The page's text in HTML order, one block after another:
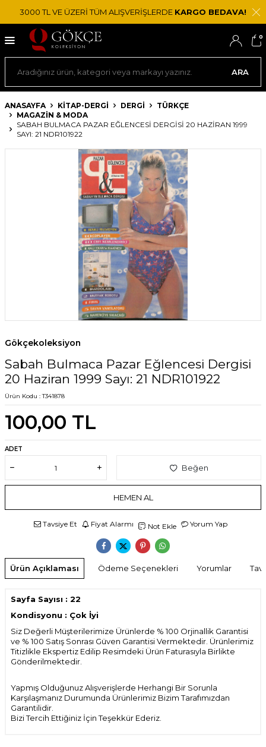
3000 TL VE ÜZERİ TÜM ALIŞVERİŞLERDE KARGO BEDAVA!
ARA
0
ANASAYFA KİTAP-DERGİ DERGI
TÜRKÇE
MAGAZIN & MODA
SABAH BULMACA PAZAR EĞLENCESI DERGISI 20 HAZIRAN 1999
SAYI: 21 NDR101922
Gökçekoleksiyon
Sabah Bulmaca Pazar Eğlencesi Dergisi
20 Haziran 1999 Sayı: 21 NDR101922
Ürün Kodu :T341878
100,00 TL
ADET
Beğen
HEMEN AL
Tavsiye Et Fiyat Alarmı Not Ekle Yorum Yap
Ürün Açıklaması Ödeme Seçenekleri Yorumlar
Sayfa Sayısı : 22
Kondisyonu : Çok İyi
Siz Değerli Müşterilerimize Ürünlerde % 100 Orjinallik Garantisi
ve % 100 Satış Sonrası Güven Garantisi Vermektedir. Ürünlerimiz
Titizlikle Ekspertiz Edilip Resimdeki Ürün Faturasıyla Birlikte
Gönderilmektedir.
Yapmış Olduğunuz Alışverişlerde Herhangi Bir Sorunla
Karşılaşmanız Durumunda Ürünlerimiz Bizim Tarafımızdan
Garantilidir.
Bizi Tercih Ettiğiniz İçin Teşekkür Ederiz.